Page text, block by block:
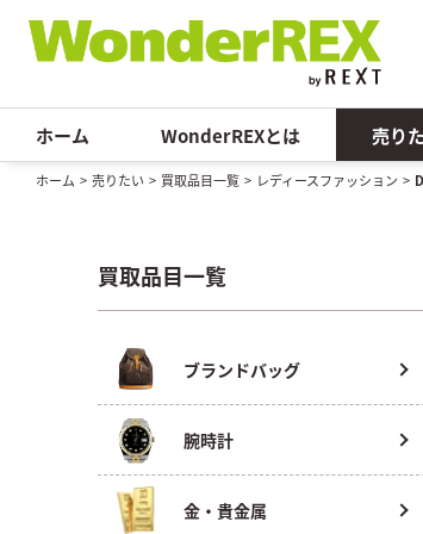
ホーム WonderREXとは 売り
ホーム > 売りたい > 買取品目一覧 > レディースファッション >
買取品目一覧
ブランドバッグ
腕時計
金・貴金属